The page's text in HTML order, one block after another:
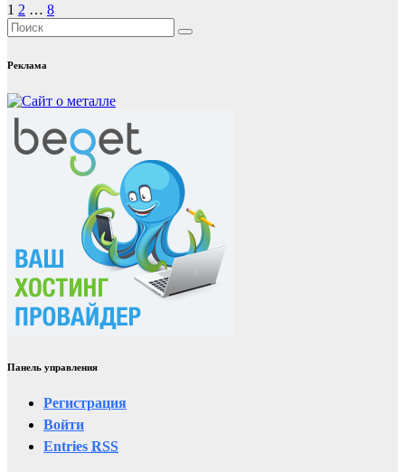
Пагинация
записей
1 2 … 8
Реклама
Панель управления
Регистрация
Войти
Entries RSS